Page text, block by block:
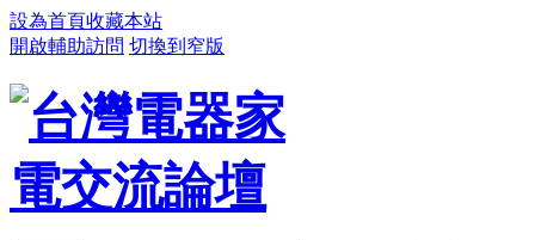
設為首頁收藏本站
開啟輔助訪問 切換到窄版